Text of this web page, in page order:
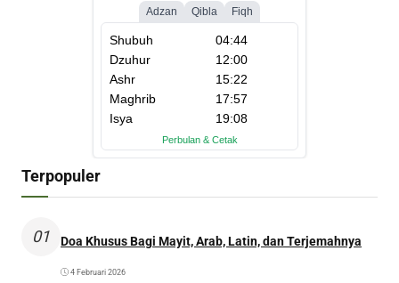
Terpopuler
01 Doa Khusus Bagi Mayit, Arab, Latin, dan Terjemahnya
4 Februari 2026